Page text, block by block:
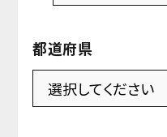
都道府県